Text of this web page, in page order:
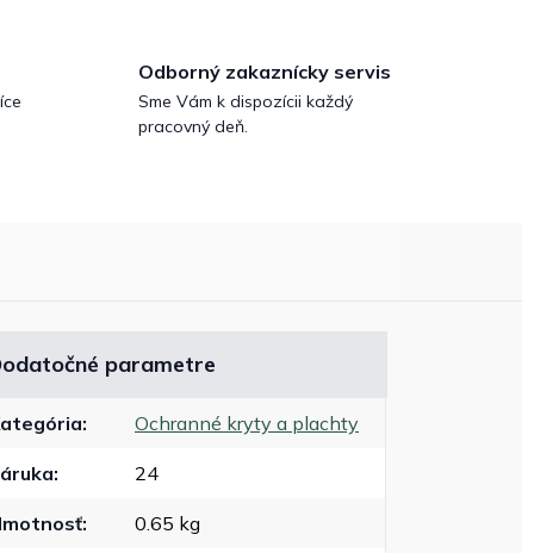
Odborný zakaznícky servis
Sme Vám k dispozícii každý
pracovný deň.
parametre
: Ochranné kryty a plachty
: 24
: 0.65 kg